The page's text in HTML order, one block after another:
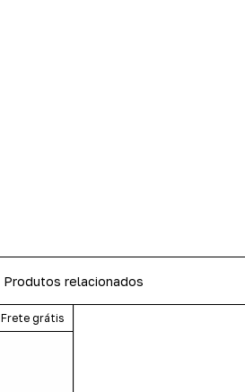
Produtos relacionados
Frete grátis